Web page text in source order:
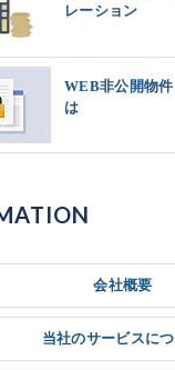
レーション
WEB非公開物
は
会社概要
当社のサービスに